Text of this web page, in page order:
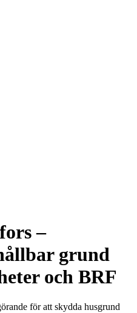
–
grund
och BRF
för att skydda husgrund